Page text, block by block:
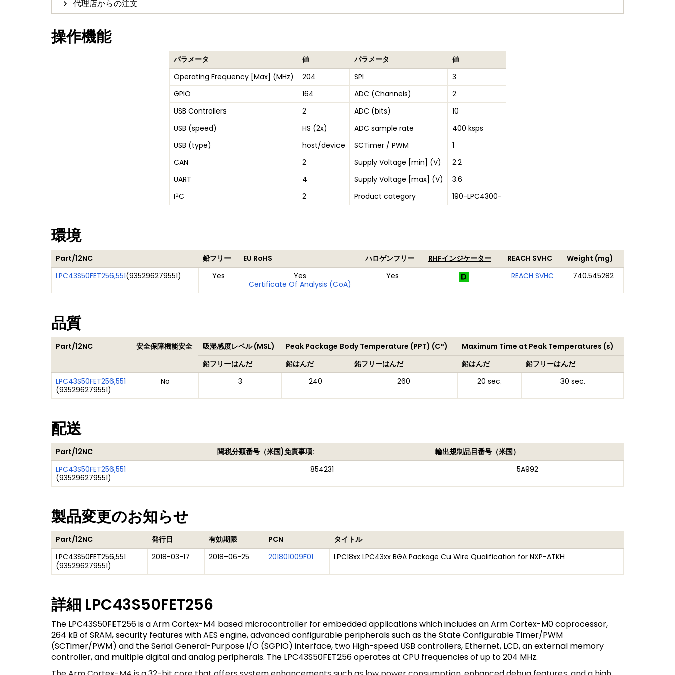
代理店からの注文
操作機能
パラメータ
値
Operating Frequency [Max] (MHz)
204
GPIO
164
USB Controllers
2
USB (speed)
HS (2x)
USB (type)
host/device
CAN
2
UART
4
I2C 2
パラメータ
値
SPI
3
ADC (Channels)
2
ADC (bits)
10
ADC sample rate
400 ksps
SCTimer / PWM
1
Supply Voltage [min] (V)
2.2
Supply Voltage [max] (V)
3.6
Product category
190-LPC4300-
環境
Part/12NC 鉛フリー EU RoHS ハロゲンフリー RHFインジケーター REACH SVHC
Weight (mg)
LPC43S50FET256,551(935296279551) Yes
Yes
Certificate Of Analysis (CoA)
Yes REACH SVHC 740.545282
品質
Part/12NC 安全保障機能安全 吸湿感度レベル (MSL) Peak Package Body Temperature (PPT) (C°)
Maximum Time at Peak Temperatures (s)
鉛フリーはんだ
鉛はんだ 鉛フリーはんだ 鉛はんだ
鉛フリーはんだ
LPC43S50FET256,551
(935296279551)
No 3 240 260 20 sec. 30 sec.
配送
Part/12NC 関税分類番号（米国)免責事項:
輸出規制品目番号（米国）
LPC43S50FET256,551
(935296279551)
854231 5A992
製品変更のお知らせ
Part/12NC 発行日 有効期限 PCN
タイトル
LPC43S50FET256,551
(935296279551)
2018-03-17 2018-06-25 201801009F01 LPC18xx LPC43xx BGA Package Cu Wire Qualification for NXP-ATKH
詳細 LPC43S50FET256
The LPC43S50FET256 is a Arm Cortex-M4 based microcontroller for embedded applications which includes an Arm Cortex-M0 coprocessor,
264 kB of SRAM, security features with AES engine, advanced configurable peripherals such as the State Configurable Timer/PWM
(SCTimer/PWM) and the Serial General-Purpose I/O (SGPIO) interface, two High-speed USB controllers, Ethernet, LCD, an external memory
controller, and multiple digital and analog peripherals. The LPC43S50FET256 operates at CPU frequencies of up to 204 MHz.